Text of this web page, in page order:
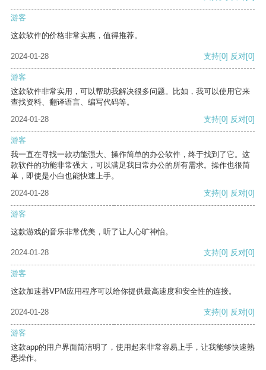
游客
这款软件的价格非常实惠，值得推荐。
2024-01-28 支持[0] 反对[0]
游客
这款软件非常实用，可以帮助我解决很多问题。比如，我可以使用它来
查找资料、翻译语言、编写代码等。
2024-01-28
支持[0] 反对[0]
游客
我一直在寻找一款功能强大、操作简单的办公软件，终于找到了它。这
款软件的功能非常强大，可以满足我日常办公的所有需求。操作也很简
单，即使是小白也能快速上手。
2024-01-28
支持[0] 反对[0]
游客
这款游戏的音乐非常优美，听了让人心旷神怡。
2024-01-28 支持[0] 反对[0]
游客
这款加速器VPM应用程序可以给你提供最高速度和安全性的连接。
2024-01-28 支持[0] 反对[0]
游客
这款app的用户界面简洁明了，使用起来非常容易上手，让我能够快速熟
悉操作。